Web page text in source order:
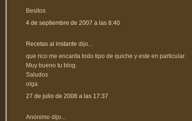
Besitos
4 de septiembre de 2007 a las 8:40
Recetas al instante dijo...
que rico me encanta todo tipo de quiche y este en particular.
Muy bueno tu blog.
Saludos
olga
27 de julio de 2008 a las 17:37
Anónimo dijo...